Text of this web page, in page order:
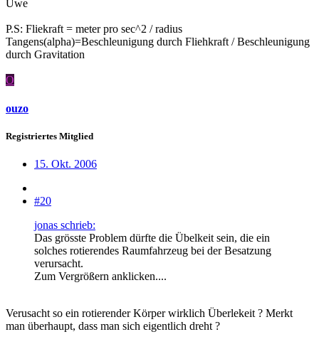
Uwe
P.S: Fliekraft = meter pro sec^2 / radius
Tangens(alpha)=Beschleunigung durch Fliehkraft / Beschleunigung
durch Gravitation
O
ouzo
Registriertes Mitglied
15. Okt. 2006
#20
jonas schrieb:
Das grösste Problem dürfte die Übelkeit sein, die ein
solches rotierendes Raumfahrzeug bei der Besatzung
verursacht.
Zum Vergrößern anklicken....
Verusacht so ein rotierender Körper wirklich Überlekeit ? Merkt
man überhaupt, dass man sich eigentlich dreht ?